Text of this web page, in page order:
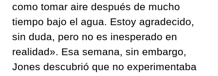
como tomar aire después de mucho
tiempo bajo el agua. Estoy agradecido,
sin duda, pero no es inesperado en
realidad». Esa semana, sin embargo,
Jones descubrió que no experimentaba